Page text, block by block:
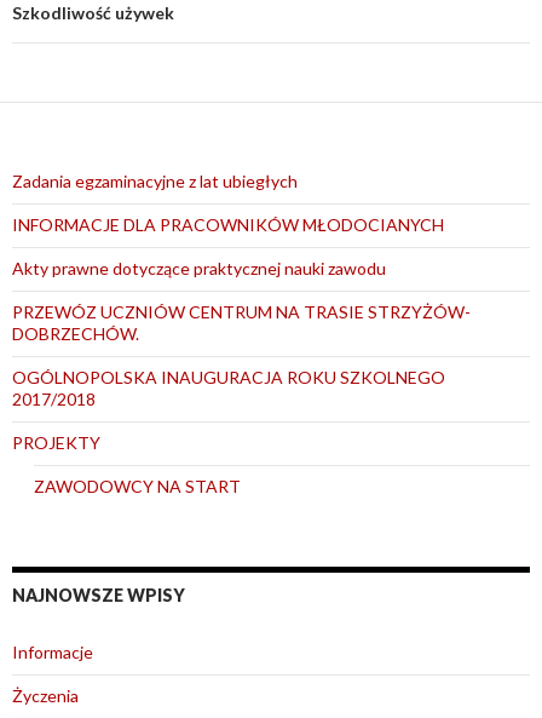
Szkodliwość używek
Zadania egzaminacyjne z lat ubiegłych
INFORMACJE DLA PRACOWNIKÓW MŁODOCIANYCH
Akty prawne dotyczące praktycznej nauki zawodu
PRZEWÓZ UCZNIÓW CENTRUM NA TRASIE STRZYŻÓW-
DOBRZECHÓW.
OGÓLNOPOLSKA INAUGURACJA ROKU SZKOLNEGO
2017/2018
PROJEKTY
ZAWODOWCY NA START
NAJNOWSZE WPISY
Informacje
Życzenia